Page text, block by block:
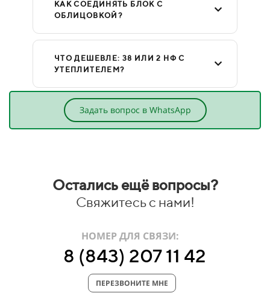
КАК СОЕДИНЯТЬ БЛОК С
ОБЛИЦОВКОЙ?
ЧТО ДЕШЕВЛЕ: 38 ИЛИ 2 НФ С
УТЕПЛИТЕЛЕМ?
Задать вопрос в WhatsApp
Остались ещё вопросы?
Свяжитесь с нами!
НОМЕР ДЛЯ СВЯЗИ:
8 (843) 207 11 42
ПЕРЕЗВОНИТЕ МНЕ